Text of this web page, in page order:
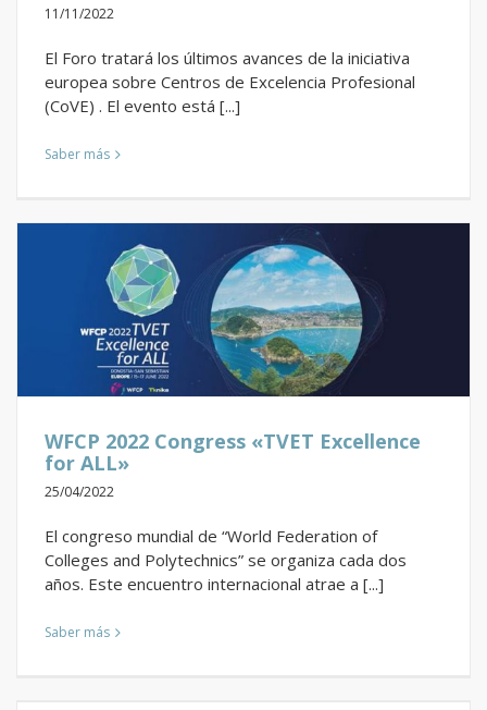
11/11/2022
El Foro tratará los últimos avances de la iniciativa
europea sobre Centros de Excelencia Profesional
(CoVE) . El evento está [...]
Saber más
WFCP 2022 Congress «TVET Excellence
for ALL»
25/04/2022
El congreso mundial de “World Federation of
Colleges and Polytechnics” se organiza cada dos
años. Este encuentro internacional atrae a [...]
Saber más